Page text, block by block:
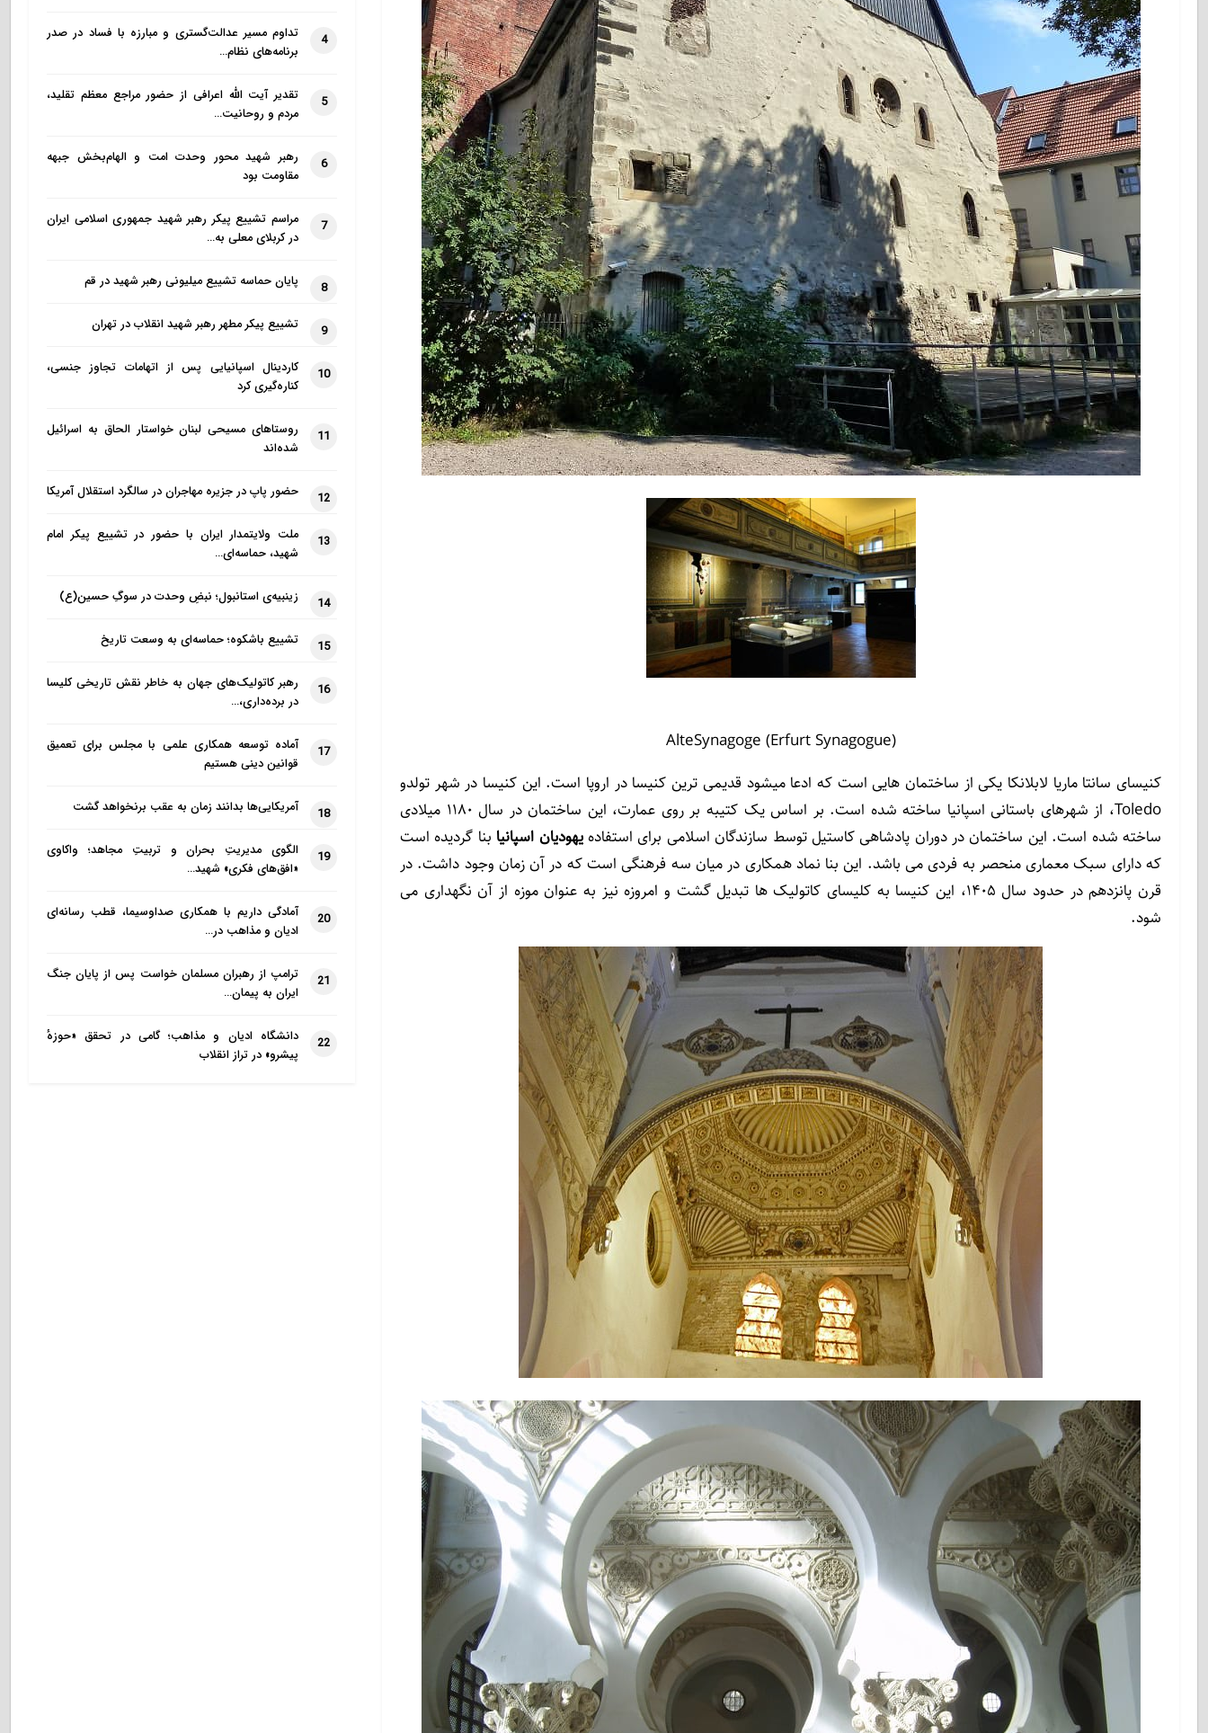
(Erfurt Synagogue) AlteSynagoge
کنیسای سانتا ماریا لابلانکا یکی از ساختمان هایی است که ادعا میشود قدیمی ترین کنیسا در اروپا است. این کنیسا در شهر تولدو
Toledo، از شهرهای باستانی اسپانیا ساخته شده است. بر اساس یک کتیبه بر روی عمارت، این ساختمان در سال 1180 میلادی
ساخته شده است. این ساختمان در دوران پادشاهی کاستیل توسط سازندگان اسلامی برای استفادهیهودیان اسپانیا بنا گردیده است
که دارای سبک معماری منحصر به فردی می باشد. این بنا نماد همکاری در میان سه فرهنگی است که در آن زمان وجود داشت. در
قرن پانزدهم در حدود سال 1405، این کنیسا به کلیسای کاتولیک ها تبدیل گشت و امروزه نیز به عنوان موزه از آن نگهداری می
شود.
4
تداوم مسیر عدالت‌گستری و مبارزه با فساد در صدر
برنامه‌های نظام…
5
تقدیر آیت الله اعرافی از حضور مراجع معظم تقلید،
مردم و روحانیت…
6
رهبر شهید محور وحدت امت و الهام‌بخش جبهه
مقاومت بود
7
مراسم تشییع پیکر رهبر شهید جمهوری اسلامی ایران
در کربلای معلی به…
8 پایان حماسه تشییع میلیونی رهبر شهید در قم
9 تشییع پیکر مطهر رهبر شهید انقلاب در تهران
10
کاردینال اسپانیایی پس از اتهامات تجاوز جنسی،
کناره‌گیری کرد
11
روستاهای مسیحی لبنان خواستار الحاق به اسرائیل
شده‌اند
12 حضور پاپ در جزیره مهاجران در سالگرد استقلال آمریکا
13
ملت ولایتمدار ایران با حضور در تشییع پیکر امام
شهید، حماسه‌ای…
14 زینبیه‌ی استانبول؛ نبضِ وحدت در سوگِ حسین(ع)
15 تشییع باشکوه؛ حماسه‌ای به وسعت تاریخ
16
رهبر کاتولیک‌های جهان به خاطر نقش تاریخی کلیسا
در برده‌داری،…
17
آماده توسعه همکاری علمی با مجلس برای تعمیق
قوانین دینی هستیم
18 آمریکایی‌ها بدانند زمان به عقب برنخواهد گشت
19
الگوی مدیریتِ بحران و تربیتِ مجاهد؛ واکاوی
«افق‌های فکری» شهید…
20
آمادگی داریم با همکاری صداوسیما، قطب رسانه‌ای
ادیان و مذاهب در…
21
ترامپ از رهبران مسلمان خواست پس از پایان جنگ
ایران به پیمان…
22
دانشگاه ادیان و مذاهب؛ گامی در تحقق «حوزهٔ
پیشرو» در تراز انقلاب